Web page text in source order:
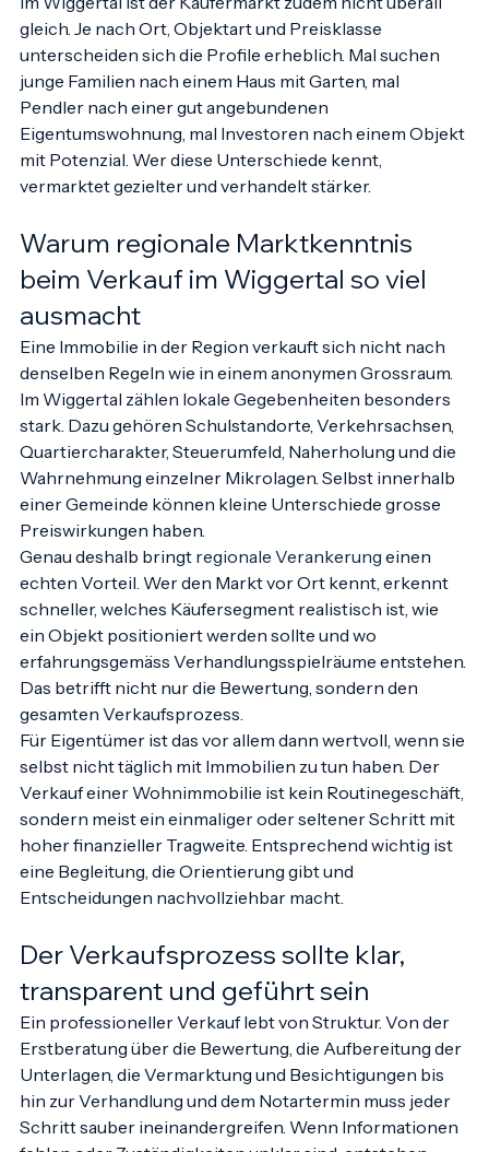
Sicherheit und deutlich weniger Leerlauf.
Im Wiggertal ist der Käufermarkt zudem nicht überall
gleich. Je nach Ort, Objektart und Preisklasse
unterscheiden sich die Profile erheblich. Mal suchen
junge Familien nach einem Haus mit Garten, mal
Pendler nach einer gut angebundenen
Eigentumswohnung, mal Investoren nach einem Objekt
mit Potenzial. Wer diese Unterschiede kennt,
Warum regionale Marktkenntnis
beim Verkauf im Wiggertal so viel
ausmacht
Eine Immobilie in der Region verkauft sich nicht nach
denselben Regeln wie in einem anonymen Grossraum.
Im Wiggertal zählen lokale Gegebenheiten besonders
stark. Dazu gehören Schulstandorte, Verkehrsachsen,
Quartiercharakter, Steuerumfeld, Naherholung und die
Wahrnehmung einzelner Mikrolagen. Selbst innerhalb
einer Gemeinde können kleine Unterschiede grosse
Preiswirkungen haben.
Genau deshalb bringt regionale Verankerung einen
echten Vorteil. Wer den Markt vor Ort kennt, erkennt
schneller, welches Käufersegment realistisch ist, wie
ein Objekt positioniert werden sollte und wo
erfahrungsgemäss Verhandlungsspielräume entstehen.
Das betrifft nicht nur die Bewertung, sondern den
gesamten Verkaufsprozess.
Für Eigentümer ist das vor allem dann wertvoll, wenn sie
selbst nicht täglich mit Immobilien zu tun haben. Der
Verkauf einer Wohnimmobilie ist kein Routinegeschäft,
sondern meist ein einmaliger oder seltener Schritt mit
hoher finanzieller Tragweite. Entsprechend wichtig ist
eine Begleitung, die Orientierung gibt und
Der Verkaufsprozess sollte klar,
transparent und geführt sein
Ein professioneller Verkauf lebt von Struktur. Von der
Erstberatung über die Bewertung, die Aufbereitung der
Unterlagen, die Vermarktung und Besichtigungen bis
hin zur Verhandlung und dem Notartermin muss jeder